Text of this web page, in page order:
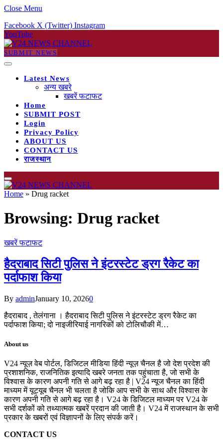
Close Menu
Facebook X (Twitter) Instagram
YouTube
SUBMIT NEWS
Latest News
अन्य खबरे
खबरें फटाफट
Home
SUBMIT POST
Login
Privacy Policy
ABOUT US
CONTACT US
राजस्थान
Home » Drug racket
Browsing: Drug racket
खबरें फटाफट
हैदराबाद सिटी पुलिस ने इंटरस्टेट ड्रग रैकेट का
पर्दाफाश किया
By adminJanuary 10, 20260
हैदराबाद , तेलंगाना । हैदराबाद सिटी पुलिस ने इंटरस्टेट ड्रग रैकेट का
पर्दाफाश किया; दो नाइजीरियाई नागरिकों को टोलिचौकी में…
About us
V24 न्यूज़ वेब पोर्टल, डिजिटल मीडिया हिंदी न्यूज़ चैनल है जो देश प्रदेश की
प्रशाशनिक, राजनितिक इत्यादि खबरे जनता तक पहुंचाता है, जो सभी के
विश्वास के कारण अपनी गति से आगे बढ़ रहा है | V24 न्यूज चैनल का हिंदी
माध्यम में यूट्यूब चैनल भी चलता है जोकि आप सभी के साथ और विश्वास के
कारण अपनी गति से आगे बढ़ रहा है। V24 के डिजिटल माध्यम पर V24 के
सभी दर्शकों को तथ्यात्मक खबरें प्रदान की जाती है। V24 में राजस्थान के सभी
प्रकार के खबरों एवं विज्ञापनों के लिए संपर्क करें।
CONTACT US